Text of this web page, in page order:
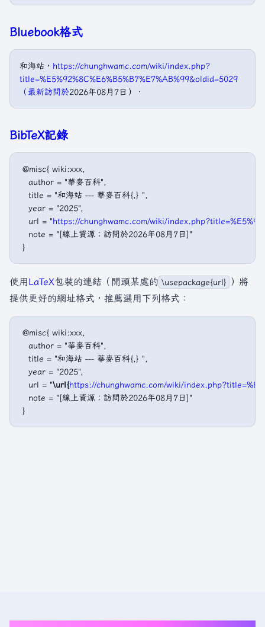
Bluebook格式
和海站， https://chunghwamc.com/wiki/index.php?
title=%E5%92%8C%E6%B5%B7%E7%AB%99&oldid=5029
（最新訪問於2026年08月7日）．
BibTeX記錄
@misc{ wiki:xxx,
   author = "華麥百科",
   title = "和海站 --- 華麥百科{,} ",
   year = "2025",
   url = "
https://chunghwamc.com/wiki/
   note = "[線上資源；訪問於2026年08月7日]"
使用LaTeX包裝的連結（開頭某處的 \usepackage{url} ）將
提供更好的網址格式，推薦選用下列格式：
@misc{ wiki:xxx,
   author = "華麥百科",
   title = "和海站 --- 華麥百科{,} ",
   year = "2025",
   url = "
\url{https://chunghwamc.com/wiki/
   note = "[線上資源；訪問於2026年08月7日]"